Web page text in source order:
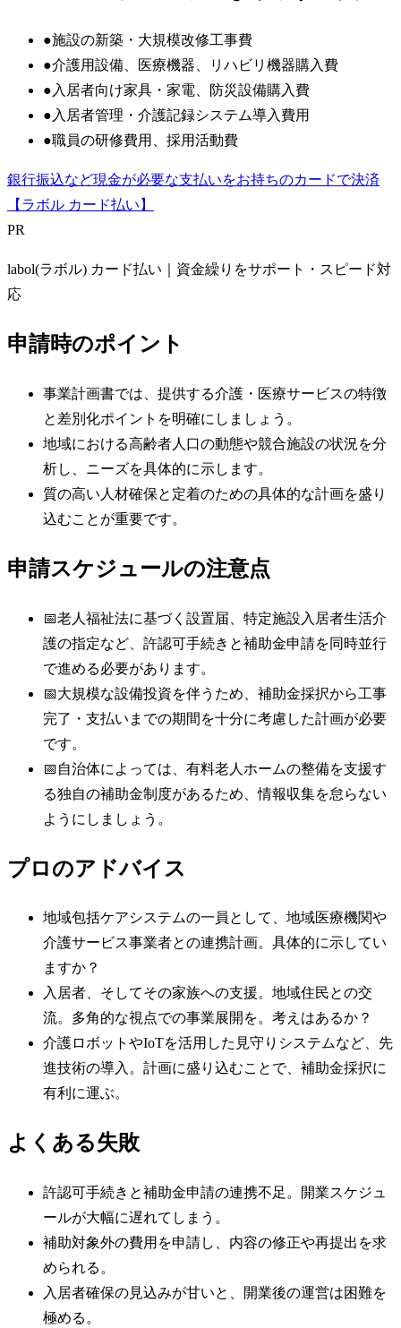
●施設の新築・大規模改修工事費
●介護用設備、医療機器、リハビリ機器購入費
● 入居者向け家具・家電、防災設備購入費
● 入居者管理・介護記録システム導入費用
●職員の研修費用、採用活動費
銀行振込など現金が必要な支払いをお持ちのカードで決済
【ラボル カード払い】
PR
labol(ラボル) カード払い｜資金繰りをサポート・スピード対
応
申請時のポイント
事業計画書では、提供する介護・医療サービスの特徴
と差別化ポイントを明確にしましょう。
地域における高齢者人口の動態や競合施設の状況を分
析し、ニーズを具体的に示します。
質の高い人材確保と定着のための具体的な計画を盛り
込むことが重要です。
申請スケジュールの注意点
📅老人福祉法に基づく設置届、特定施設入居者生活介
護の指定など、許認可手続きと補助金申請を同時並行
で進める必要があります。
📅大規模な設備投資を伴うため、補助金採択から工事
完了・支払いまでの期間を十分に考慮した計画が必要
です。
📅 自治体によっては、有料老人ホームの整備を支援す
る独自の補助金制度があるため、情報収集を怠らない
ようにしましょう。
プロのアドバイス
地域包括ケアシステムの一員として、地域医療機関や
介護サービス事業者との連携計画。具体的に示してい
ますか？
入居者、そしてその家族への支援。地域住民との交
流。多角的な視点での事業展開を。考えはあるか？
介護ロボットやIoTを活用した見守りシステムなど、先
進技術の導入。計画に盛り込むことで、補助金採択に
有利に運ぶ。
よくある失敗
許認可手続きと補助金申請の連携不足。開業スケジュ
ールが大幅に遅れてしまう。
補助対象外の費用を申請し、内容の修正や再提出を求
められる。
入居者確保の見込みが甘いと、開業後の運営は困難を
極める。